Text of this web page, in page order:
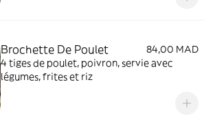
Brochette De Poulet
84,00 MAD
4 tiges de poulet, poivron, servie avec
légumes, frites et riz